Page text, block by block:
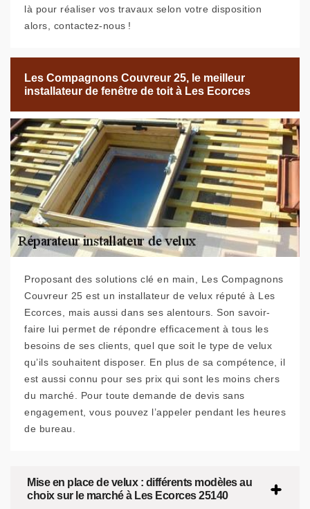
là pour réaliser vos travaux selon votre disposition
alors, contactez-nous !
Les Compagnons Couvreur 25, le meilleur
installateur de fenêtre de toit à Les Ecorces
Proposant des solutions clé en main, Les Compagnons
Couvreur 25 est un installateur de velux réputé à Les
Ecorces, mais aussi dans ses alentours. Son savoir-
faire lui permet de répondre efficacement à tous les
besoins de ses clients, quel que soit le type de velux
qu’ils souhaitent disposer. En plus de sa compétence, il
est aussi connu pour ses prix qui sont les moins chers
du marché. Pour toute demande de devis sans
engagement, vous pouvez l’appeler pendant les heures
de bureau.
Mise en place de velux : différents modèles au
choix sur le marché à Les Ecorces 25140